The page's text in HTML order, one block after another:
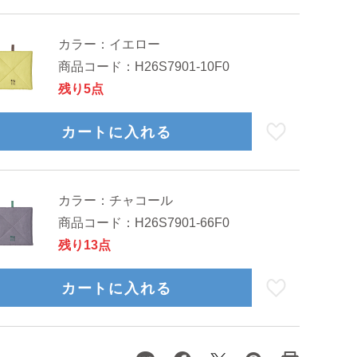
カラー： イエロー
商品コード： H26S7901-10F0
残り5点
カートに入れる
カラー： チャコール
商品コード： H26S7901-66F0
残り13点
カートに入れる